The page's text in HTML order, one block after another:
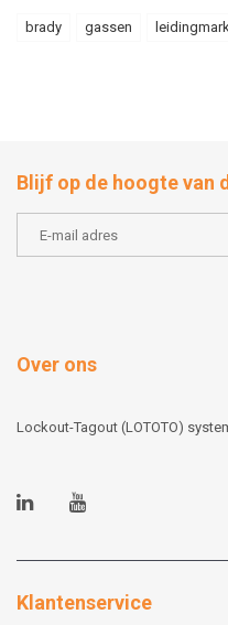
brady gassen
Blijf op de hoogte van
Over ons
Lockout-Tagout (LOTOTO)
Klantenservice